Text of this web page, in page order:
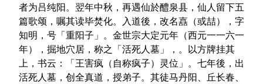
者为吕纯阳。翌年中秋，再遇仙於醴泉县，仙人留下五
篇歌颂，嘱其读毕焚化。入道後，改名嚞（或喆），字
知明，号「重阳子」。金世宗大定元年（西元一一六一
年），掘地穴居，称之「活死人墓」，。以方牌挂其
上，书云：「王害疯（自称疯子）灵位」。七年後，出
活死人墓，创全真道，授弟子。其徒马丹阳、丘长春、